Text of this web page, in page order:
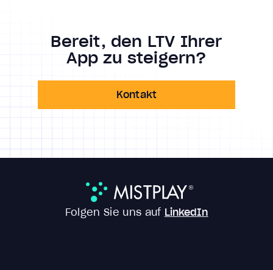
Bereit, den LTV Ihrer
App zu steigern?
Kontakt
Folgen Sie uns auf LinkedIn